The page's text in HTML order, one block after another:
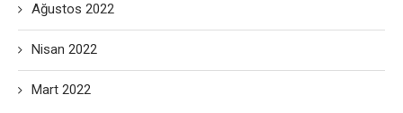
Ağustos 2022
Nisan 2022
Mart 2022